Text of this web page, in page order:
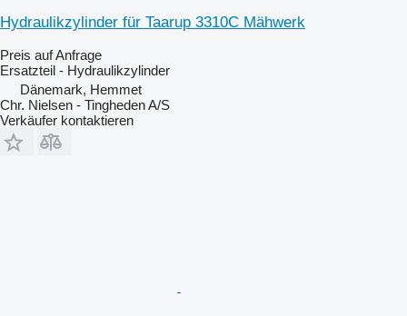
Hydraulikzylinder für Taarup 3310C Mähwerk
Preis auf Anfrage
Ersatzteil - Hydraulikzylinder
Dänemark, Hemmet
Chr. Nielsen - Tingheden A/S
Verkäufer kontaktieren